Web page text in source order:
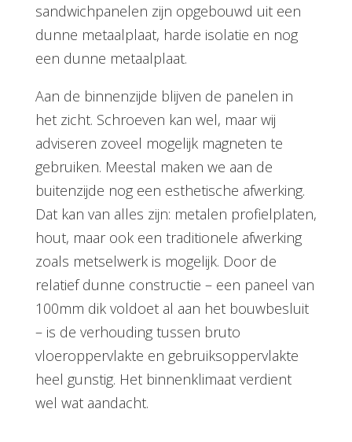
sandwichpanelen zijn opgebouwd uit een
dunne metaalplaat, harde isolatie en nog
een dunne metaalplaat.
Aan de binnenzijde blijven de panelen in
het zicht. Schroeven kan wel, maar wij
adviseren zoveel mogelijk magneten te
gebruiken. Meestal maken we aan de
buitenzijde nog een esthetische afwerking.
Dat kan van alles zijn: metalen profielplaten,
hout, maar ook een traditionele afwerking
zoals metselwerk is mogelijk. Door de
relatief dunne constructie – een paneel van
100mm dik voldoet al aan het bouwbesluit
– is de verhouding tussen bruto
vloeroppervlakte en gebruiksoppervlakte
heel gunstig. Het binnenklimaat verdient
wel wat aandacht.